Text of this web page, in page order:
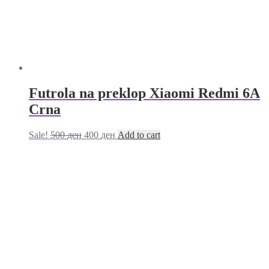
Futrola na preklop Xiaomi Redmi 6A
Crna
Sale! 500ден 400 ден Add to cart